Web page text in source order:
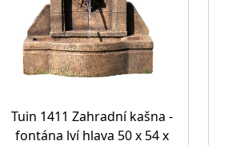
Tuin 1411 Zahradní kašna -
fontána lví hlava 50 x 54 x